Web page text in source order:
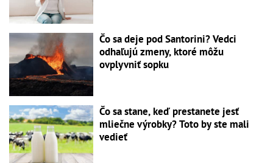
Čo sa deje pod Santorini? Vedci
odhaľujú zmeny, ktoré môžu
ovplyvniť sopku
Čo sa stane, keď prestanete jesť
mliečne výrobky? Toto by ste mali
vedieť